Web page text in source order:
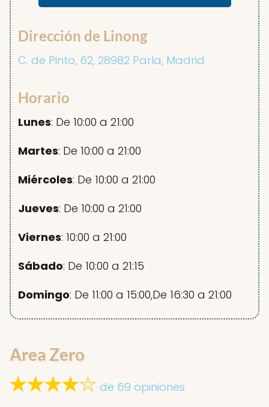
Dirección de Linong
C. de Pinto, 62, 28982 Parla, Madrid
Horario
Lunes: De 10:00 a 21:00
Martes: De 10:00 a 21:00
Miércoles: De 10:00 a 21:00
Jueves: De 10:00 a 21:00
Viernes: 10:00 a 21:00
Sábado: De 10:00 a 21:15
Domingo: De 11:00 a 15:00,De 16:30 a 21:00
Area Zero
de 69 opiniones